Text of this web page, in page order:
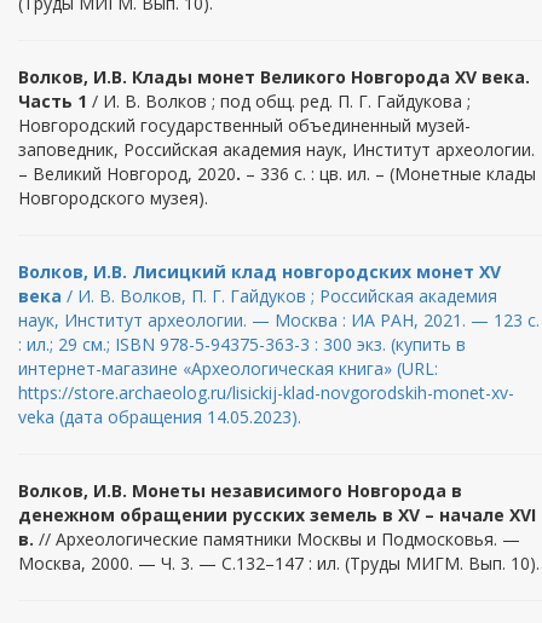
Волков, И.В. Клады монет Великого Новгорода XV века.
Часть 1 / И. В. Волков ; под общ. ред. П. Г. Гайдукова ;
Новгородский государственный объединенный музей-
заповедник, Российская академия наук, Институт археологии.
– Великий Новгород, 2020. – 336 с. : цв. ил. – (Монетные клады
Новгородского музея).
Волков, И.В. Лисицкий клад новгородских монет XV
века / И. В. Волков, П. Г. Гайдуков ; Российская академия
наук, Институт археологии. — Москва : ИА РАН, 2021. — 123 с.
: ил.; 29 см.; ISBN 978-5-94375-363-3 : 300 экз. (купить в
интернет-магазине «Археологическая книга» (URL:
https://store.archaeolog.ru/lisickij-klad-novgorodskih-monet-xv-
veka (дата обращения 14.05.2023).
Волков, И.В. Монеты независимого Новгорода в
денежном обращении русских земель в XV – начале XVI
в. // Археологические памятники Москвы и Подмосковья. —
Москва, 2000. — Ч. 3. — С.132–147 : ил. (Труды МИГМ. Вып. 10).